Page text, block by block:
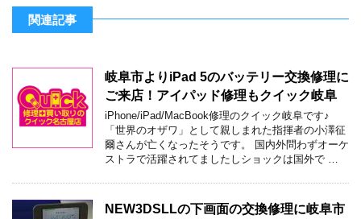
関連記事
岐阜市よりiPad 5のバッテリー交換修理に
ご来店！アイパッド修理もクイック岐阜
iPhone/iPad/MacBook修理のクイック岐阜です♪
「世界のオザワ」として親しまれた指揮者の小澤征
爾さんが亡くなったそうです。 国内外問わずオーケ
ストラで活躍されてましたしショックは国外で …
NEW3DSLLの下画面の交換修理に岐阜市